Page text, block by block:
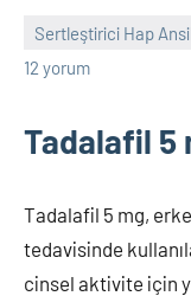
Sertleştirici Hap
12 yorum
Tadalafil 5
Tadalafil 5 mg,
tedavisinde
cinsel aktivite için